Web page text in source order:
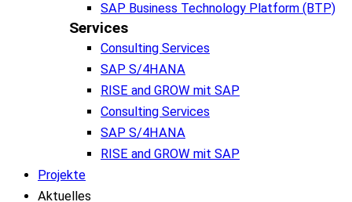
SAP Business Technology Platform (BTP)
Services
Consulting Services
SAP S/4HANA
RISE and GROW mit SAP
Consulting Services
SAP S/4HANA
RISE and GROW mit SAP
Projekte
Aktuelles